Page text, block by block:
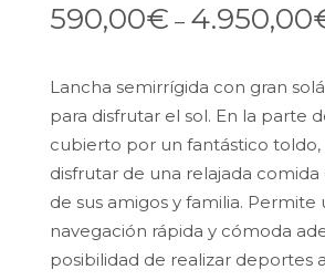
590,00€ – 4.950,00
Lancha semirrígida con gran
para disfrutar el sol. En la parte
cubierto por un fantástico toldo,
disfrutar de una relajada
de sus amigos y familia. Permite
navegación rápida y cómoda
posibilidad de realizar deportes